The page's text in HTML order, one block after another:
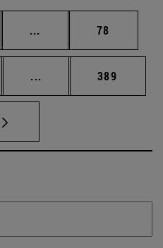
... Páginas intermedias
Página
78
... Páginas intermedias
Página
389